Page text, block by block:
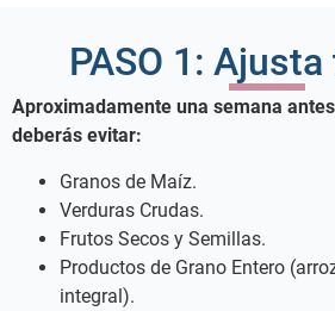
PASO 1:
Aproximadamente una semana
deberás evitar:
Granos de Maíz.
Verduras Crudas.
Frutos Secos y Semillas.
Productos de Grano Entero
integral).